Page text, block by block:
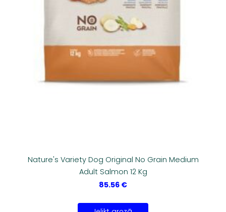
Nature's Variety Dog Original No Grain Medium
Adult Salmon 12 Kg
85.56 €